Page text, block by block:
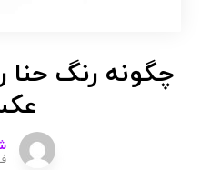
چگونه رنگ حنا